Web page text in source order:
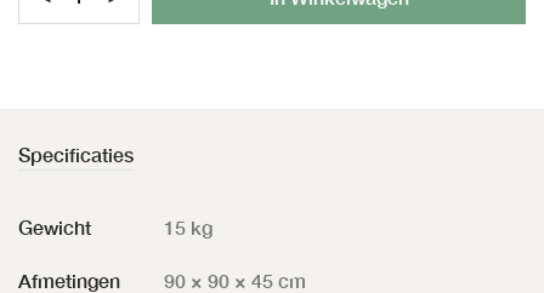
Specificaties
Gewicht 15 kg
Afmetingen 90 × 90 × 45 cm